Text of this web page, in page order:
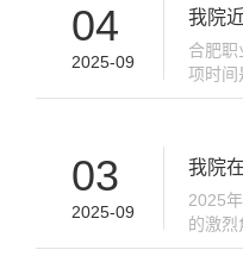
04
2025-09
我院
合肥
项时间
合肥职
03
2025-09
我院
2025
的激
热化，